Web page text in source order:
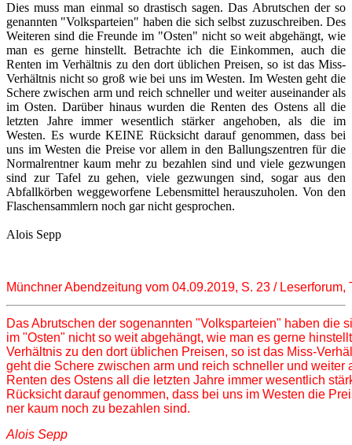
Dies muss man einmal so drastisch sagen. Das Abrutschen der so
genannten "Volksparteien" haben die sich selbst zuzuschreiben. Des
Weiteren sind die Freunde im "Osten" nicht so weit abgehängt, wie
man es gerne hinstellt. Betrachte ich die Einkommen, auch die
Renten im Verhältnis zu den dort üblichen Preisen, so ist das Miss-
Verhältnis nicht so groß wie bei uns im Westen. Im Westen geht die
Schere zwischen arm und reich schneller und weiter auseinander als
im Osten. Darüber hinaus wurden die Renten des Ostens all die
letzten Jahre immer wesentlich stärker angehoben, als die im
Westen. Es wurde KEINE Rücksicht darauf genommen, dass bei
uns im Westen die Preise vor allem in den Ballungszentren für die
Normalrentner kaum mehr zu bezahlen sind und viele gezwungen
sind zur Tafel zu gehen, viele gezwungen sind, sogar aus den
Abfallkörben weggeworfene Lebensmittel herauszuholen. Von den
Flaschensammlern noch gar nicht gesprochen.
Alois Sepp
Münchner Abendzeitung vom 04.09.2019, S. 23 /
Das Abrutschen der sogenannten "Volksparteien" haben die
im "Osten" nicht so weit abgehängt, wie man es gerne
Verhältnis zu den dort üblichen Preisen, so ist das Miss-
geht die Schere zwischen arm und reich schneller und weiter
Renten des Ostens all die letzten Jahre immer wesentlich
Rücksicht darauf genommen, dass bei uns im Westen die
ner kaum noch zu bezahlen sind.
Alois Sepp